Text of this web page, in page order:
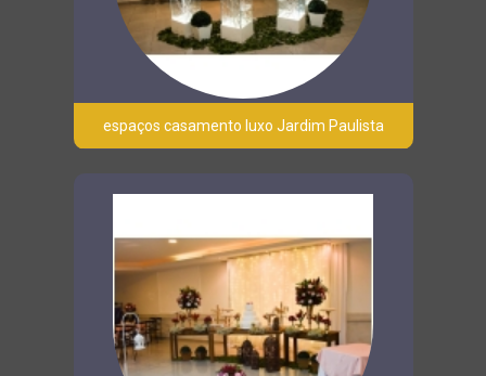
espaços casamento luxo Jardim Paulista